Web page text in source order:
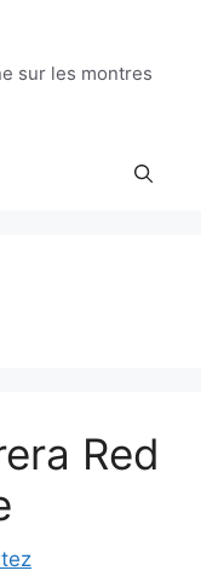
sur les montres
Red